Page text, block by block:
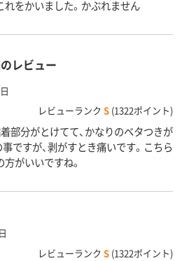
をかいました。かぶれません
レビュー
レビューランク S (1322ポイント)
部分がとけてて、かなりのベタつきが
ですが、剥がすとき痛いです。こちら
がいいですね。
レビューランク S (1322ポイント)